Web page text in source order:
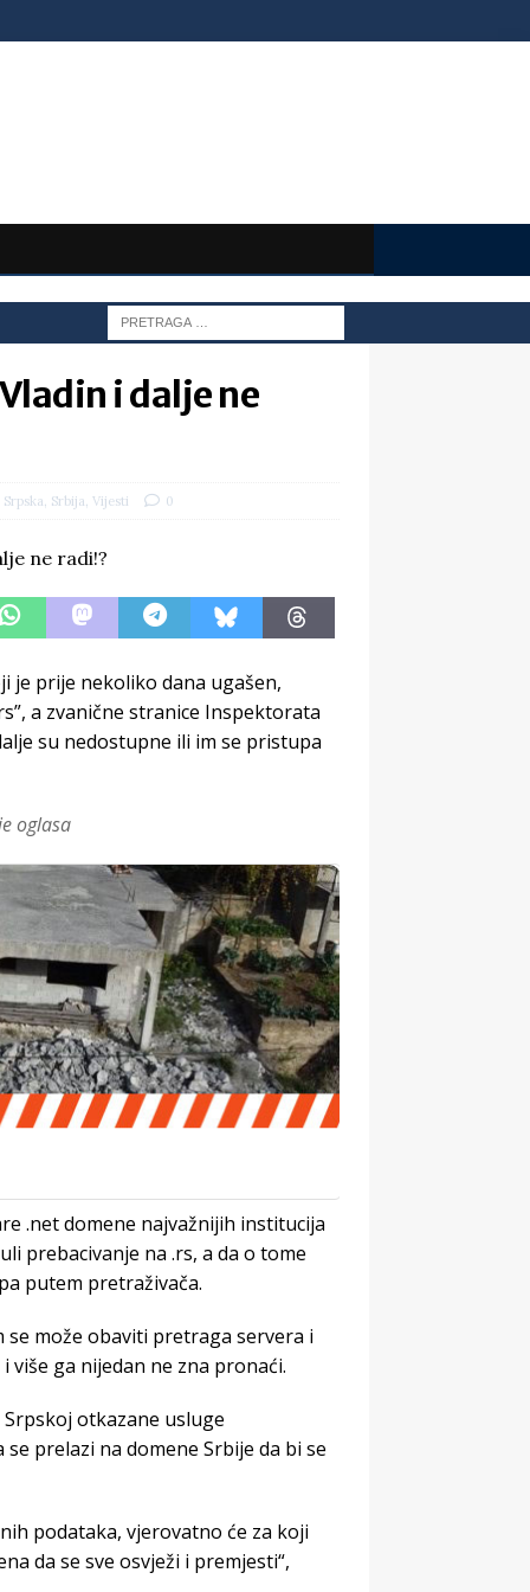
i dalje ne
, Srbija, Vijesti 0
je prije nekoliko dana ugašen,
a zvanične stranice Inspektorata
su nedostupne ili im se pristupa
oglasa
.net domene najvažnijih institucija
prebacivanje na .rs, a da o tome
putem pretraživača.
se može obaviti pretraga servera i
više ga nijedan ne zna pronaći.
otkazane usluge
prelazi na domene Srbije da bi se
podataka, vjerovatno će za koji
da se sve osvježi i premjesti“,